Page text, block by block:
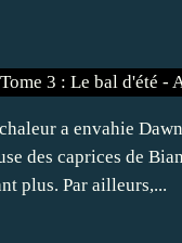
chaleur a envahie
des caprices de
plus. Par ailleurs,...